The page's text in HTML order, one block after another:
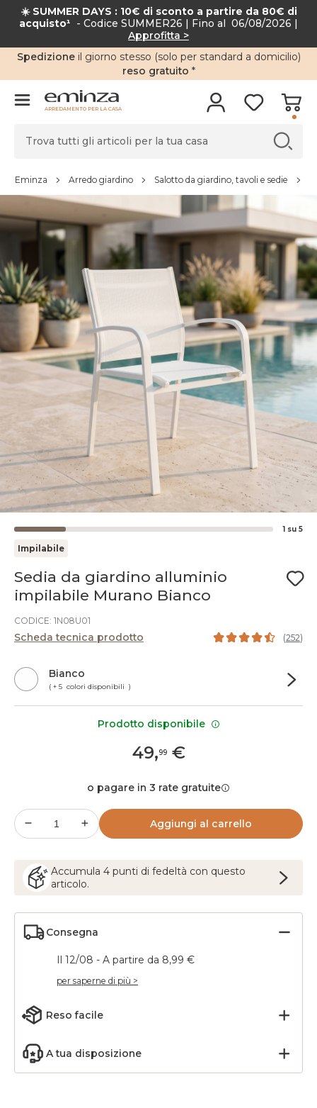
☀️ SUMMER DAYS : 10€ di sconto a partire da 80€ di
acquisto¹ - Codice SUMMER26 | Fino al 06/08/2026 |
Approfitta >
Spedizione il giorno stesso (solo per standard a domicilio)
reso gratuito *
ARREDAMENTO PER LA CASA
Eminza Arredo giardino Salotto da giardino, tavoli e sedie
1 su 5
Impilabile
Sedia da giardino alluminio
impilabile Murano Bianco
CODICE: 1N08U01
Scheda tecnica prodotto (252)
Bianco
( + 5 colori disponibili )
49,99€
o pagare in 3 rate gratuite
Aggiungi al carrello
Accumula 4 punti di fedeltà con questo
articolo.
Consegna
Il 12/08 - A partire da 8,99 €
per saperne di più >
Reso facile
A tua disposizione